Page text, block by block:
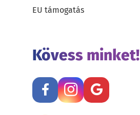
EU támogatás
Kövess minket!